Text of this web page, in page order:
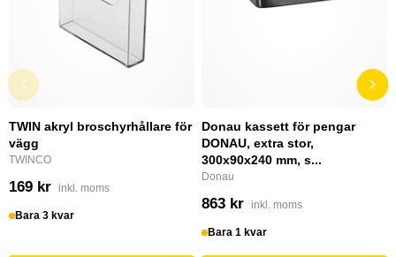
TWIN akryl broschyrhållare för
vägg
TWINCO
169 kr inkl. moms
Bara 3 kvar
Donau kassett för pengar
DONAU, extra stor,
300x90x240 mm, s...
Donau
863 kr inkl. moms
Bara 1 kvar